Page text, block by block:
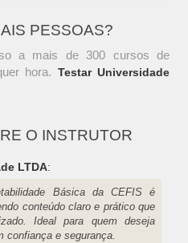
PESSOAS?
a mais de 300 cursos de
hora. Testar Universidade
O INSTRUTOR
LTDA:
Básica da CEFIS é
conteúdo claro e prático que
Ideal para quem deseja
confiança e segurança.